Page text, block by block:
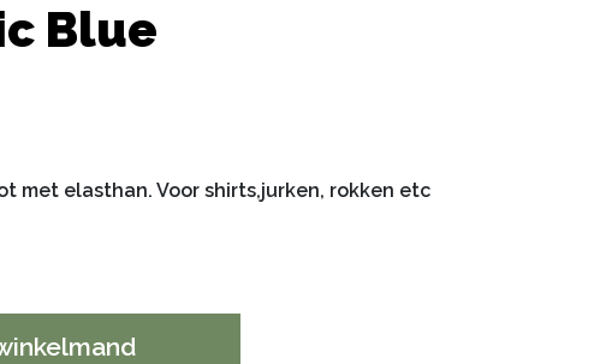
Blue
met elasthan. Voor shirts,jurken, rokken etc